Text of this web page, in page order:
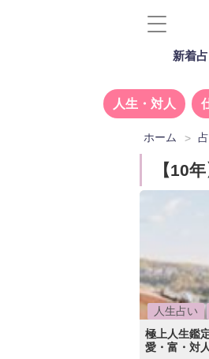
新着
人生・対人
ホーム
【10
人生占い
極上人生鑑
愛・富・対